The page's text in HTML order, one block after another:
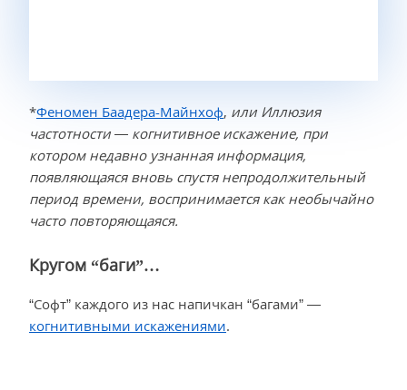
*Феномен Баадера-Майнхоф, или Иллюзия
частотности — когнитивное искажение, при
котором недавно узнанная информация,
появляющаяся вновь спустя непродолжительный
период времени, воспринимается как необычайно
часто повторяющаяся.
Кругом “баги”…
“Софт” каждого из нас напичкан “багами” —
когнитивными искажениями.